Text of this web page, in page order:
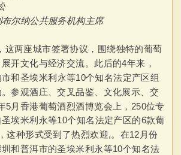
尔纳公共服务机构主席
这两座城市签署协议，围绕独特的葡萄
开文化与经济交流。此后的4年来，
和圣埃米利永等10个知名法定产区组
参观酒庄、交叉品鉴、文化展示、交
月香港葡萄酒烈酒博览会上，250位专
埃米利永等10个知名法定产区的6款葡
这种形式受到了热烈欢迎,。在12月份
和普洱市的圣埃米利永等10个知名法